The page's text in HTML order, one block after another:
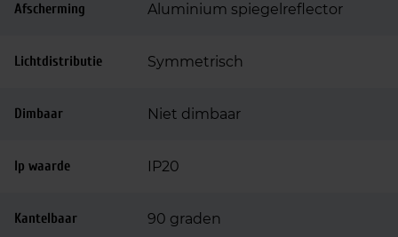
Afscherming Aluminium spiegelreflector
Lichtdistributie Symmetrisch
Dimbaar Niet dimbaar
Ip waarde IP20
Kantelbaar 90 graden